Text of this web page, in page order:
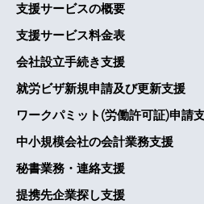
支援サービスの概要
支援サービス料金表
会社設立手続き支援
就労ビザ新規申請及び更新支援
ワークパミット(労働許可証)申請
中小規模会社の会計業務支援
秘書業務・連絡支援
提携先企業探し支援